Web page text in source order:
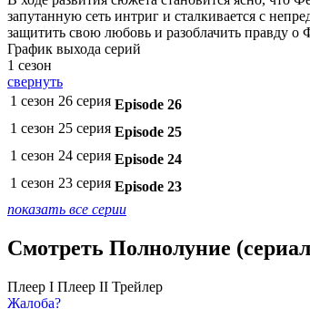
запутанную сеть интриг и сталкивается с
защитить свою любовь и разоблачить правду о
График выхода серий
1 сезон
свернуть
1 сезон 26 серия Episode 26
1 сезон 25 серия Episode 25
1 сезон 24 серия Episode 24
1 сезон 23 серия Episode 23
показать все серии
Смотреть Полнолуние
Плеер I Плеер II Трейлер
Жалоба?